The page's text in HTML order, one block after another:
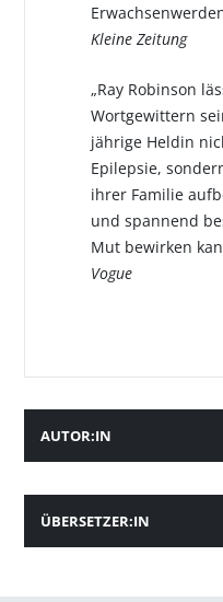
Kleine Zeitung
„Ray Robinson
Wortgewittern
jährige Heldin
Epilepsie,
ihrer Familie
und spannend
Mut bewirken
Vogue
AUTOR:IN
ÜBERSETZER:IN